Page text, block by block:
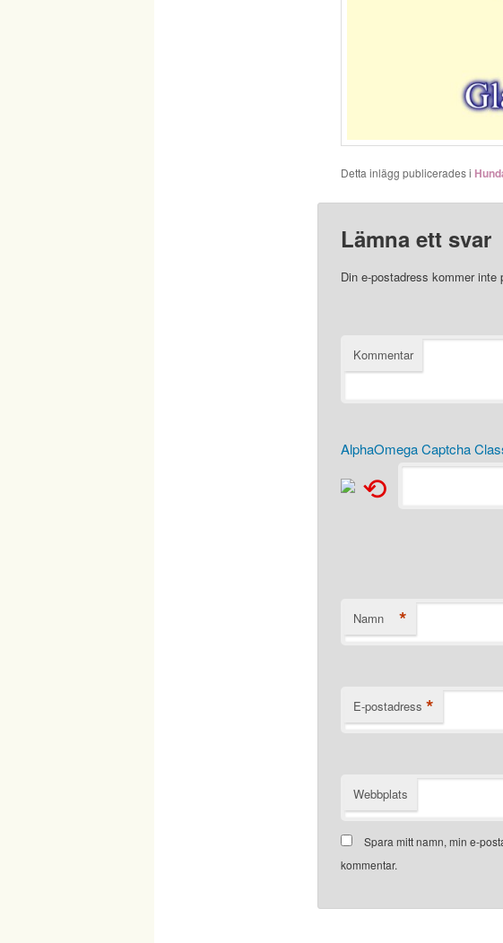
Detta inlägg publicerades i
Lämna ett svar
Din e-postadress kommer inte
Kommentar
AlphaOmega Captcha
⟲
Namn *
E-postadress *
Webbplats
Spara mitt namn, min e-
kommentar.